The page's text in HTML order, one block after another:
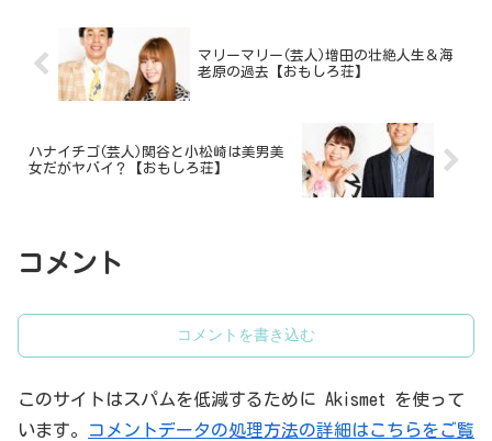
マリーマリー(芸人)増田の壮絶人生＆海
老原の過去【おもしろ荘】
ハナイチゴ(芸人)関谷と小松崎は美男美
女だがヤバイ？【おもしろ荘】
コメント
コメントを書き込む
このサイトはスパムを低減するために Akismet を使って
います。
コメントデータの処理方法の詳細はこちらをご覧